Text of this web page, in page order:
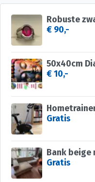
€ 90,-
€ 10,-
Gratis
Bank beige
Gratis